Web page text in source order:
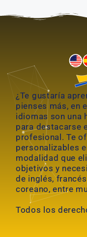
¿Te gustaría
pienses más, en
idiomas son una
para destacarse
profesional. Te
personalizables
modalidad que
objetivos y
de inglés,
coreano, entre
Todos los